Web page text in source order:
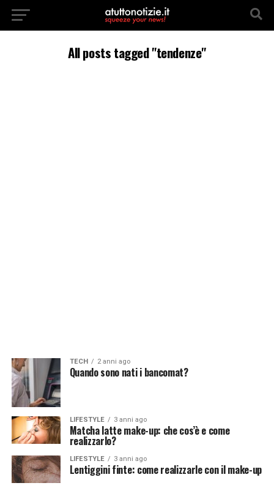
All posts tagged "tendenze"
TECH 2 anni ago
Quando sono nati i bancomat?
LIFESTYLE 3 anni ago
Matcha latte make-up: che cos’è e come
realizzarlo?
LIFESTYLE 3 anni ago
Lentiggini finte: come realizzarle con il make-up